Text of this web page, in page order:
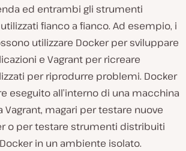
ed entrambi gli strumenti
fianco a fianco. Ad esempio, i
utilizzare Docker per sviluppare
e Vagrant per ricreare
per riprodurre problemi. Docker
eseguito all’interno di una macchina
Vagrant, magari per testare nuove
o per testare strumenti distribuiti
in un ambiente isolato.